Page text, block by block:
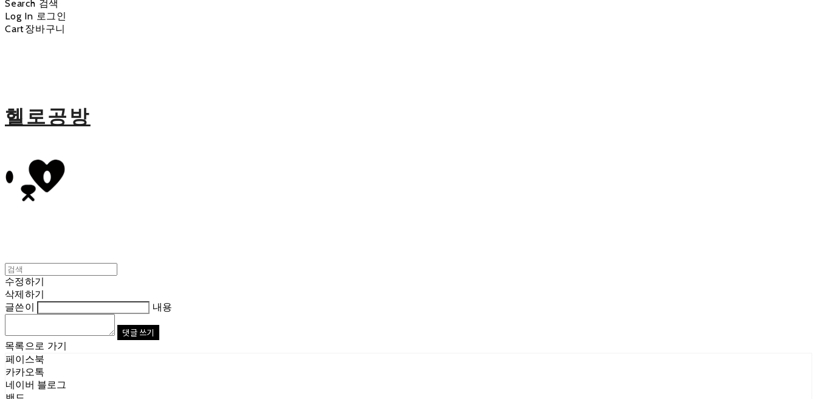
Search 검색
Log In 로그인
Cart장바구니
헬로공방
수정하기
삭제하기
글쓴이
내용
댓글 쓰기
목록으로 가기
페이스북
카카오톡
네이버 블로그